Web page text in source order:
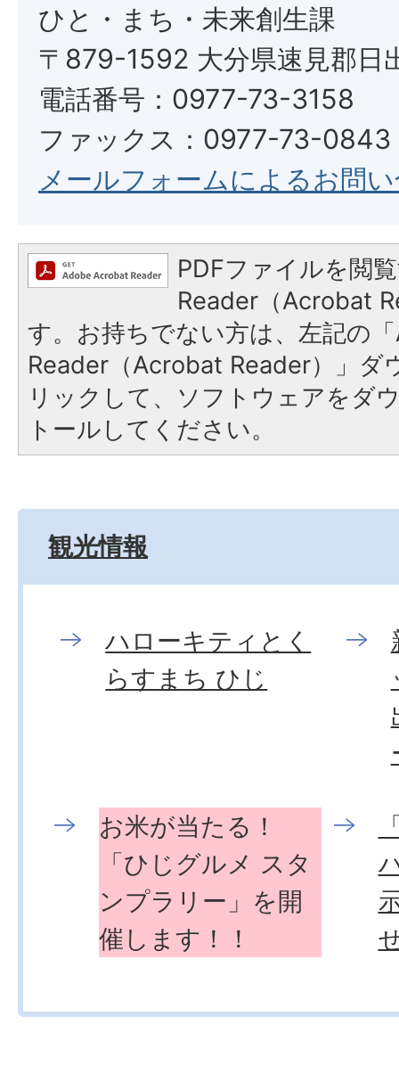
ひと・まち・未来創生課
〒879-1592 大分県速見郡日
電話番号：0977-73-3158
ファックス：0977-73-0843
メールフォームによるお問
PDFファイルを閲
Reader（Acrobat
す。お持ちでない方は、左記の
Reader（Acrobat Reader）」ダ
リックして、ソフトウェアをダ
トールしてください。
観光情報
ハローキティとく
らすまち ひじ
お米が当たる！
「ひじグルメ スタ
ンプラリー」を開
催します！！